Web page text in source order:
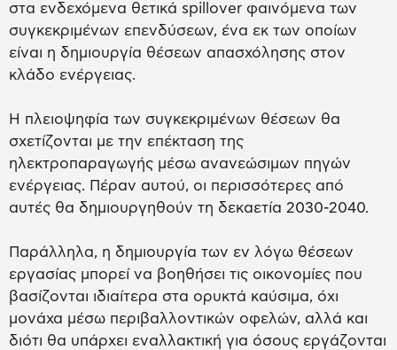
στα ενδεχόμενα θετικά spillover φαινόμενα των
συγκεκριμένων επενδύσεων, ένα εκ των οποίων
είναι η δημιουργία θέσεων απασχόλησης στον
κλάδο ενέργειας.
Η πλειοψηφία των συγκεκριμένων θέσεων θα
σχετίζονται με την επέκταση της
ηλεκτροπαραγωγής μέσω ανανεώσιμων πηγών
ενέργειας. Πέραν αυτού, οι περισσότερες από
αυτές θα δημιουργηθούν τη δεκαετία 2030-2040.
Παράλληλα, η δημιουργία των εν λόγω θέσεων
εργασίας μπορεί να βοηθήσει τις οικονομίες που
βασίζονται ιδιαίτερα στα ορυκτά καύσιμα, όχι
μονάχα μέσω περιβαλλοντικών οφελών, αλλά και
διότι θα υπάρχει εναλλακτική για όσους εργάζονται